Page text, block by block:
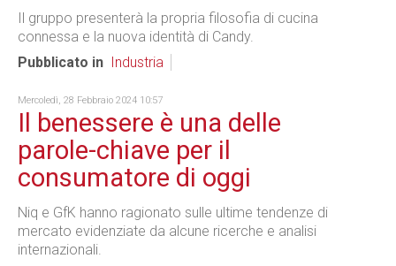
Il gruppo presenterà la propria filosofia di cucina
connessa e la nuova identità di Candy.
Pubblicato in
Industria
Mercoledì, 28 Febbraio 2024 10:57
Il benessere è una delle
parole-chiave per il
consumatore di oggi
Niq e GfK hanno ragionato sulle ultime tendenze di
mercato evidenziate da alcune ricerche e analisi
internazionali.